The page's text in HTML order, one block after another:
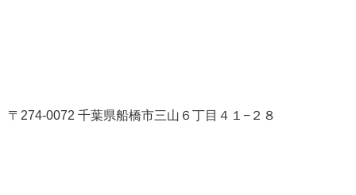
〒274-0072 千葉県船橋市三山６丁目４１−２８